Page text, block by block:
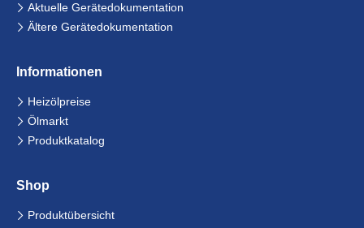
Aktuelle Gerätedokumentation
Ältere Gerätedokumentation
Informationen
Navigation
überspringen
Heizölpreise
Ölmarkt
Produktkatalog
Shop
Navigation
überspringen
Produktübersicht